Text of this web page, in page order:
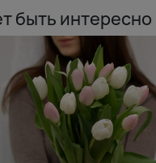
быть интересно